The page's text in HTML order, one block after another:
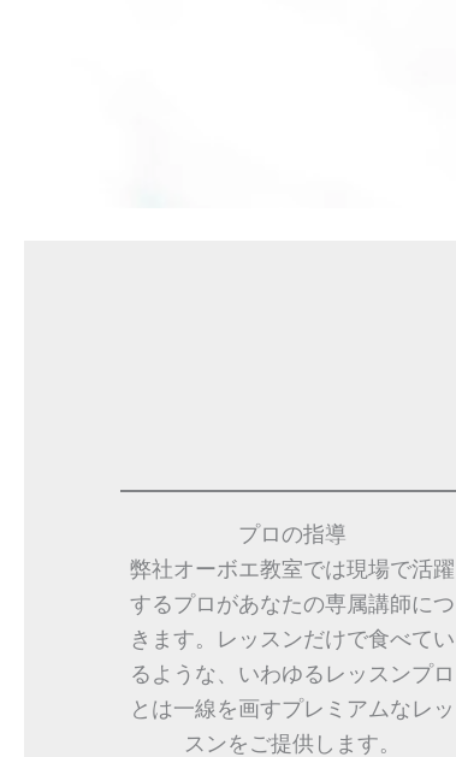
プロの指導
弊社オーボエ教室では現場で活躍
するプロがあなたの専属講師につ
きます。レッスンだけで食べてい
るような、いわゆるレッスンプロ
とは一線を画すプレミアムなレッ
スンをご提供します。